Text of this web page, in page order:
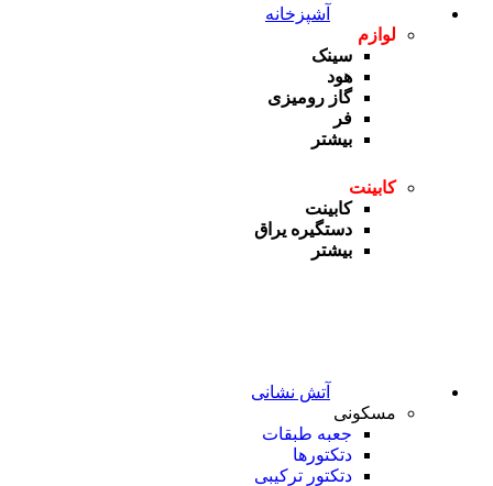
آشپزخانه
لوازم
سینک
هود
گاز رومیزی
فر
بیشتر
کابینت
کابینت
دستگیره یراق
بیشتر
آتش نشانی
مسکونی
جعبه طبقات
دتکتورها
دتکتور ترکیبی